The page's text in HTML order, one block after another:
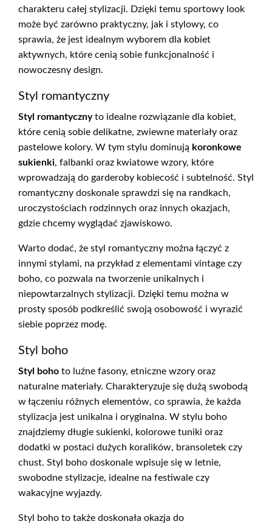
charakteru całej stylizacji. Dzięki temu sportowy look
może być zarówno praktyczny, jak i stylowy, co
sprawia, że jest idealnym wyborem dla kobiet
aktywnych, które cenią sobie funkcjonalność i
nowoczesny design.
Styl romantyczny
Styl romantycznyto idealne rozwiązanie dla kobiet,
które cenią sobie delikatne, zwiewne materiały oraz
pastelowe kolory. W tym stylu dominują koronkowe
sukienki, falbanki oraz kwiatowe wzory, które
wprowadzają do garderoby kobiecość i subtelność. Styl
romantyczny doskonale sprawdzi się na randkach,
uroczystościach rodzinnych oraz innych okazjach,
gdzie chcemy wyglądać zjawiskowo.
Warto dodać, że styl romantyczny można łączyć z
innymi stylami, na przykład z elementami vintage czy
boho, co pozwala na tworzenie unikalnych i
niepowtarzalnych stylizacji. Dzięki temu można w
prosty sposób podkreślić swoją osobowość i wyrazić
siebie poprzez modę.
Styl boho
Styl boho to luźne fasony, etniczne wzory oraz
naturalne materiały. Charakteryzuje się dużą swobodą
w łączeniu różnych elementów, co sprawia, że każda
stylizacja jest unikalna i oryginalna. W stylu boho
znajdziemy długie sukienki, kolorowe tuniki oraz
dodatki w postaci dużych koralików, bransoletek czy
chust. Styl boho doskonale wpisuje się w letnie,
swobodne stylizacje, idealne na festiwale czy
wakacyjne wyjazdy.
Styl boho to także doskonała okazja do